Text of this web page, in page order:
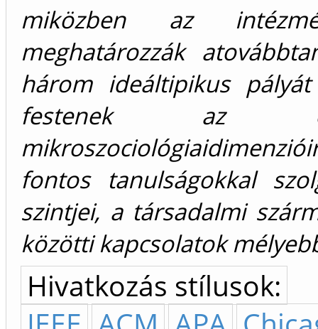
miközben az
meghatározzák
három ideáltipikus
festenek az
fontos tanulságokkal
szintjei, a társadalmi
közötti kapcsolatok
Hivatkozás stílusok: